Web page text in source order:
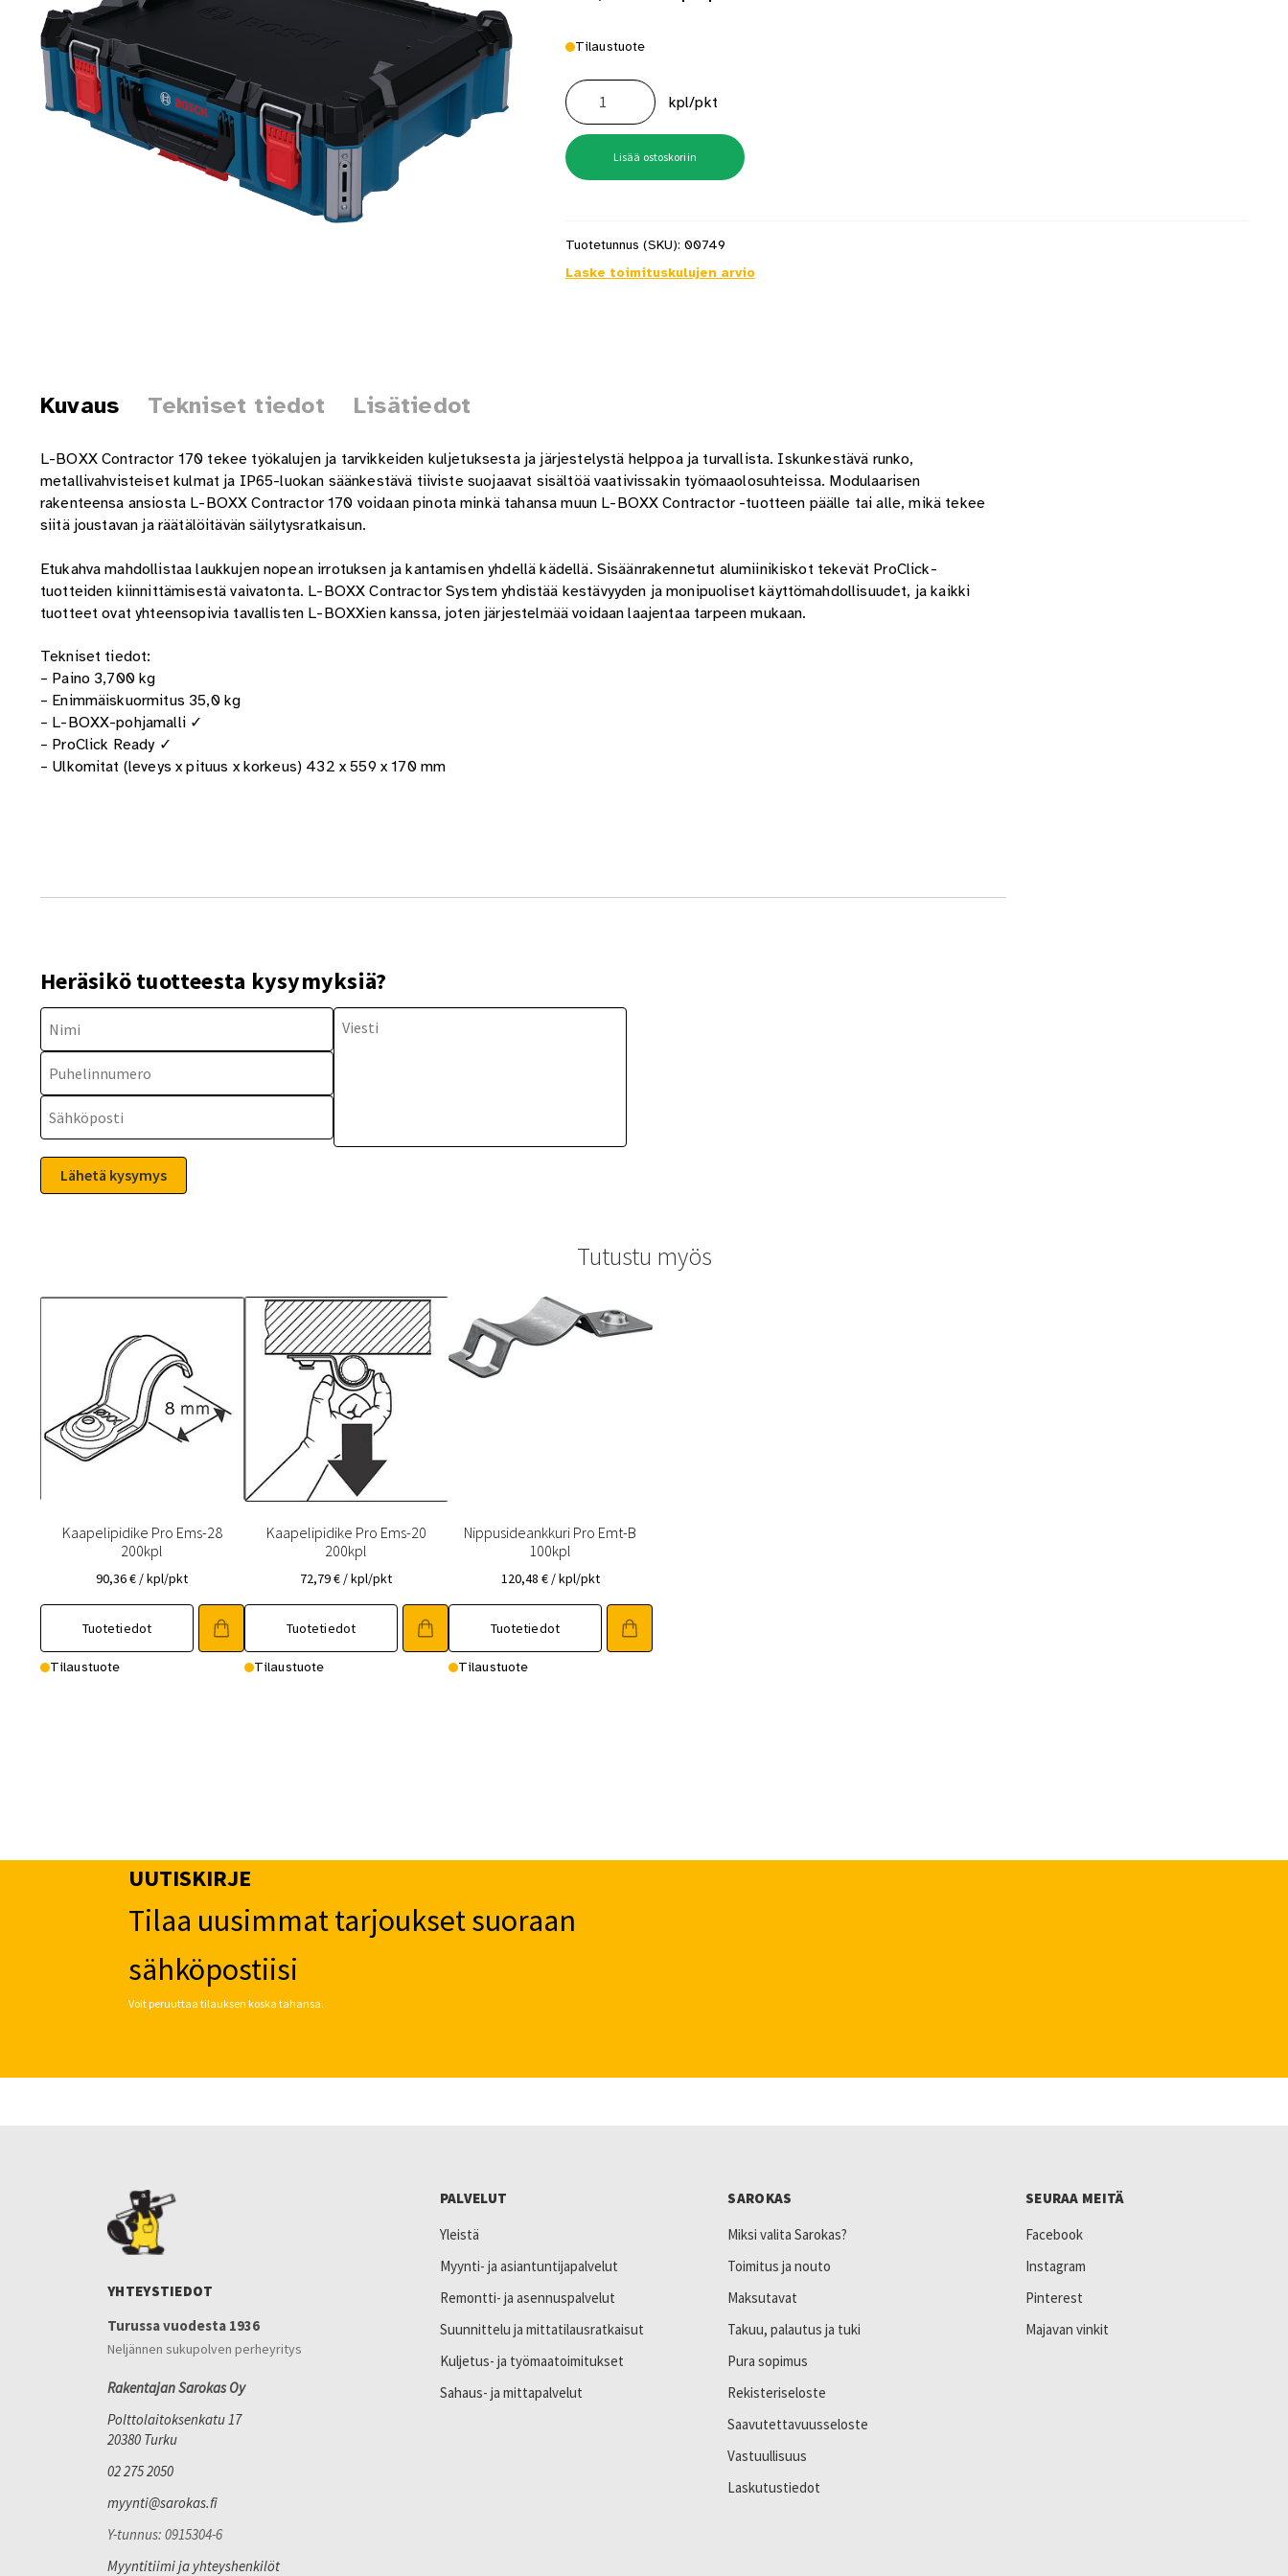
Tilaustuote
Laatikko
L-
Boxx
Contractor
170
määrä
kpl/pkt
Lisää ostoskoriin
Tuotetunnus (SKU): 00749
Laske toimituskulujen arvio
Kuvaus Tekniset tiedot Lisätiedot
L-BOXX Contractor 170 tekee työkalujen ja tarvikkeiden kuljetuksesta ja järjestelystä helppoa ja turvallista. Iskunkestävä runko,
metallivahvisteiset kulmat ja IP65-luokan säänkestävä tiiviste suojaavat sisältöä vaativissakin työmaaolosuhteissa. Modulaarisen
rakenteensa ansiosta L-BOXX Contractor 170 voidaan pinota minkä tahansa muun L-BOXX Contractor -tuotteen päälle tai alle, mikä tekee
siitä joustavan ja räätälöitävän säilytysratkaisun.
Etukahva mahdollistaa laukkujen nopean irrotuksen ja kantamisen yhdellä kädellä. Sisäänrakennetut alumiinikiskot tekevät ProClick-
tuotteiden kiinnittämisestä vaivatonta. L-BOXX Contractor System yhdistää kestävyyden ja monipuoliset käyttömahdollisuudet, ja kaikki
tuotteet ovat yhteensopivia tavallisten L-BOXXien kanssa, joten järjestelmää voidaan laajentaa tarpeen mukaan.
Tekniset tiedot:
– Paino 3,700 kg
– Enimmäiskuormitus 35,0 kg
– L-BOXX-pohjamalli ✓
– ProClick Ready ✓
– Ulkomitat (leveys x pituus x korkeus) 432 x 559 x 170 mm
Heräsikö tuotteesta kysymyksiä?
Tutustu myös
Kaapelipidike Pro Ems-28
200kpl
90,36€ / kpl/pkt
Tuotetiedot
Tilaustuote
Kaapelipidike Pro Ems-20
200kpl
72,79€ / kpl/pkt
Tuotetiedot
Tilaustuote
Nippusideankkuri Pro Emt-B
100kpl
120,48 € / kpl/pkt
Tuotetiedot
Tilaustuote
UUTISKIRJE
Tilaa uusimmat tarjoukset suoraan
sähköpostiisi
Voit peruuttaa tilauksen koska tahansa.
YHTEYSTIEDOT
Turussa vuodesta 1936
Neljännen sukupolven perheyritys
Rakentajan Sarokas Oy
Polttolaitoksenkatu 17
20380 Turku
02 275 2050
myynti@sarokas.fi
Y-tunnus: 0915304-6
Myyntitiimi ja yhteyshenkilöt
PALVELUT
Yleistä
Myynti- ja asiantuntijapalvelut
Remontti- ja asennuspalvelut
Suunnittelu ja mittatilausratkaisut
Kuljetus- ja työmaatoimitukset
Sahaus- ja mittapalvelut
SAROKAS
Miksi valita Sarokas?
Toimitus ja nouto
Maksutavat
Takuu, palautus ja tuki
Pura sopimus
Rekisteriseloste
Saavutettavuusseloste
Vastuullisuus
Laskutustiedot
SEURAA MEITÄ
Facebook
Instagram
Pinterest
Majavan vinkit